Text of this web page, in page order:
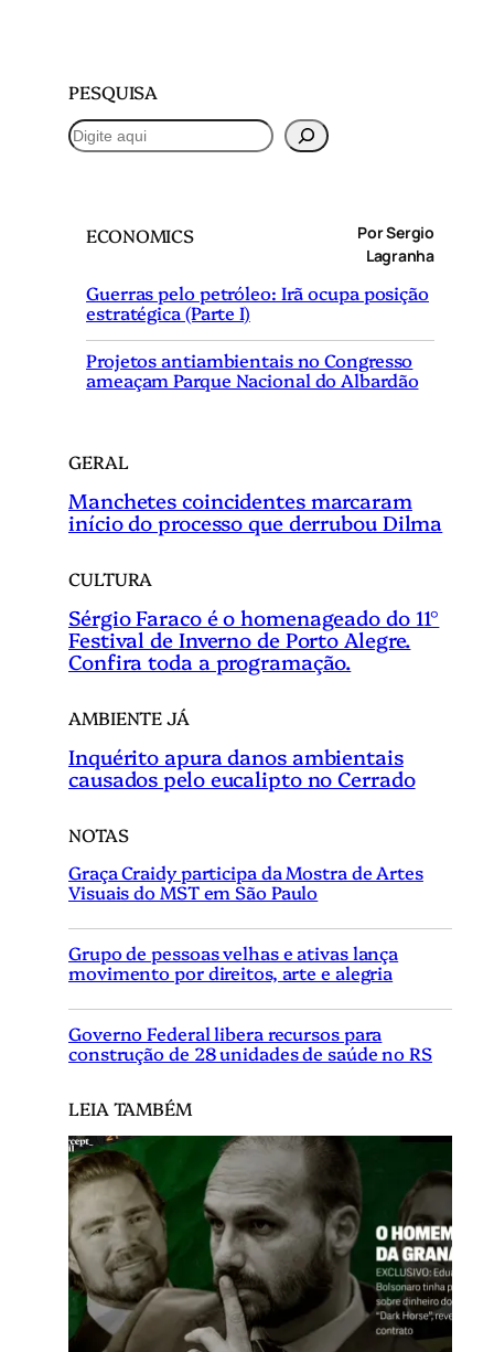
PESQUISA
P
e
ECONOMICS
Por Sergio
Lagranha
Guerras pelo petróleo: Irã ocupa posição
estratégica (Parte I)
Projetos antiambientais no Congresso
ameaçam Parque Nacional do Albardão
GERAL
Manchetes coincidentes marcaram
início do processo que derrubou Dilma
CULTURA
Sérgio Faraco é o homenageado do 11°
Festival de Inverno de Porto Alegre.
Confira toda a programação.
AMBIENTE JÁ
Inquérito apura danos ambientais
causados pelo eucalipto no Cerrado
NOTAS
Graça Craidy participa da Mostra de Artes
Visuais do MST em São Paulo
Grupo de pessoas velhas e ativas lança
movimento por direitos, arte e alegria
Governo Federal libera recursos para
construção de 28 unidades de saúde no RS
LEIA TAMBÉM